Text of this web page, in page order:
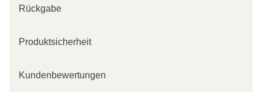
Rückgabe
Produktsicherheit
Kundenbewertungen